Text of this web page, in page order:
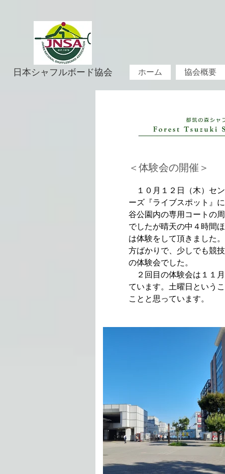
日本シャフルボード協会 ホーム 協会概要
１０月１２日（木）セ
ーズ『ライブスポット』
谷公園内の専用コートの
でしたが晴天の中４時間
は体験をして頂きました
方ばかりで、少しでも競
の体験会でした。
２回目の体験会は１１
ています。土曜日という
ことと思っています。
＜体験会の開催＞